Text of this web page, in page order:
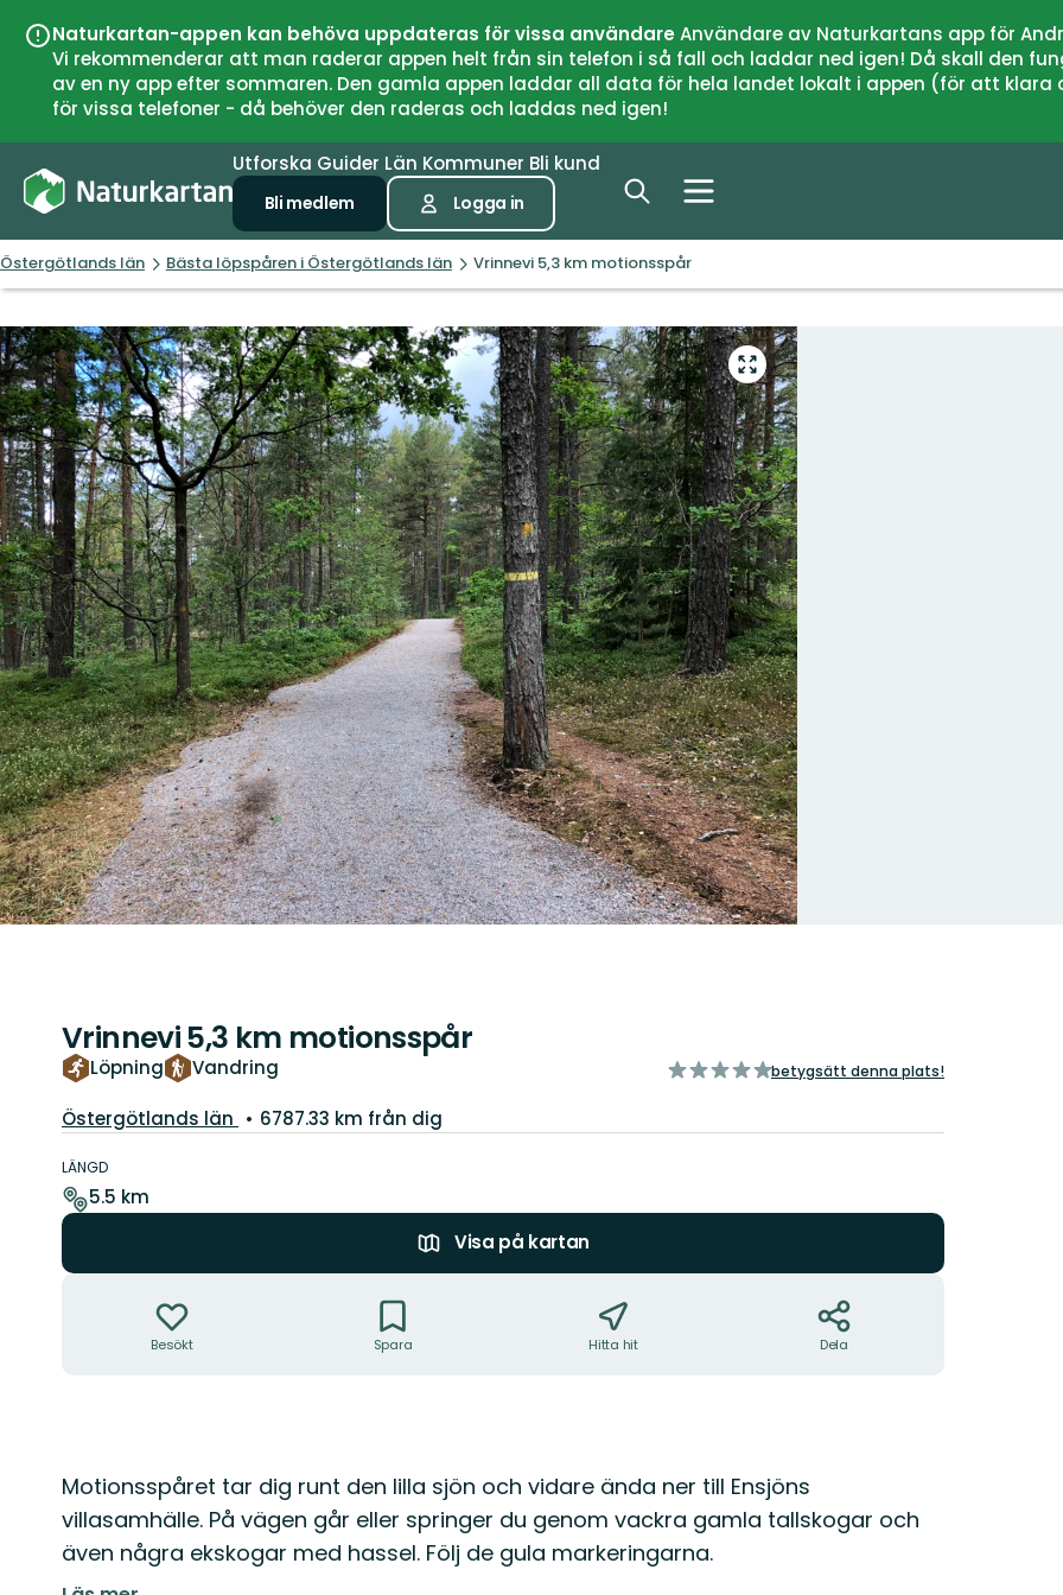
Naturkartan-appen kan behöva uppdateras för vissa användareAnvändare av Naturkartans app för
Vi rekommenderar att man raderar appen helt från sin telefon i så fall och laddar ned igen! Då skall den
av en ny app efter sommaren. Den gamla appen laddar all data för hela landet lokalt i appen (för att
för vissa telefoner - då behöver den raderas och laddas ned igen!
Utforska Guider Län Kommuner Bli kund
Bli medlem Logga in
Östergötlands län Bästa löpspåren i Östergötlands län Vrinnevi 5,3 km motionsspår
Gå
till
helskärmsläge
Vrinnevi 5,3 km motionsspår
Löpning Vandring
av
betygsätt denna plats!
Län:
Östergötlands län 6787.33 km från dig
om
leden
LÄNGD
5.5 km
Visa på kartan
Besökt Spara Hitta hit Dela
Beskrivning
Motionsspåret tar dig runt den lilla sjön och vidare ända ner till Ensjöns
villasamhälle. På vägen går eller springer du genom vackra gamla tallskogar och
även några ekskogar med hassel. Följ de gula markeringarna.